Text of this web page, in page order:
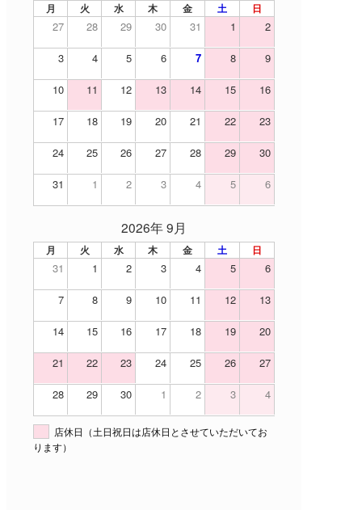
月 火 水 木 金 土 日
27 28 29 30 31 1 2
3 4 5 6 7 8 9
10 11 12 13 14 15 16
17 18 19 20 21 22 23
24 25 26 27 28 29 30
31 1 2 3 4 5 6
2026年 9月
月 火 水 木 金 土 日
31 1 2 3 4 5 6
7 8 9 10 11 12 13
14 15 16 17 18 19 20
21 22 23 24 25 26 27
28 29 30 1 2 3 4
店休日（土日祝日は店休日とさせていただいてお
ります）